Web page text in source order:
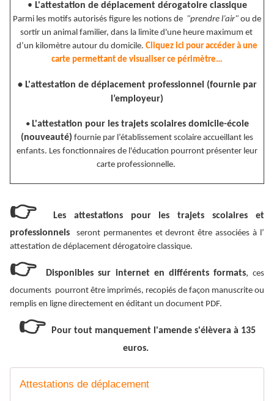
• L'attestation de déplacement dérogatoire classique
Parmi les motifs autorisés figure les notions de "prendre l’air" ou de
sortir un animal familier, dans la limite d'une heure maximum et
d’un kilomètre autour du domicile. Cliquez ici pour accéder à une
carte permettant de visualiser ce périmètre…
• L'attestation de déplacement professionnel (fournie par
l’employeur)
• L'attestation pour les trajets scolaires domicile-école
(nouveauté) fournie par l’établissement scolaire accueillant les
enfants. Les fonctionnaires de l'éducation pourront présenter leur
carte professionnelle.
👉
Les attestations pour les trajets scolaires et
professionnels
seront permanentes et devront être associées à l’
attestation de déplacement dérogatoire classique.
👉 Disponibles sur internet en différents formats, ces
documents pourront être imprimés, recopiés de façon manuscrite ou
remplis en ligne directement en éditant un document PDF.
👉
Pour tout manquement l'amende s'élèvera à 135
euros.
Attestations de déplacement